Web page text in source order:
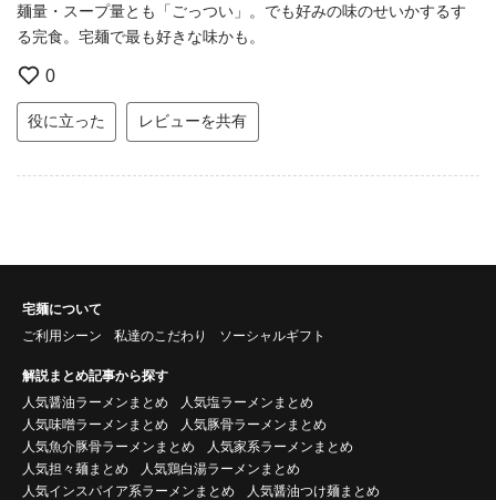
麺量・スープ量とも「ごっつい」。でも好みの味のせいかするす
る完食。宅麺で最も好きな味かも。
0
役に立った レビューを共有
宅麺について
ご利用シーン
私達のこだわり ソーシャルギフト
解説まとめ記事から探す
人気醤油ラーメンまとめ
人気塩ラーメンまとめ
人気味噌ラーメンまとめ
人気豚骨ラーメンまとめ
人気魚介豚骨ラーメンまとめ
人気家系ラーメンまとめ
人気担々麺まとめ
人気鶏白湯ラーメンまとめ
人気インスパイア系ラーメンまとめ
人気醤油つけ麺まとめ